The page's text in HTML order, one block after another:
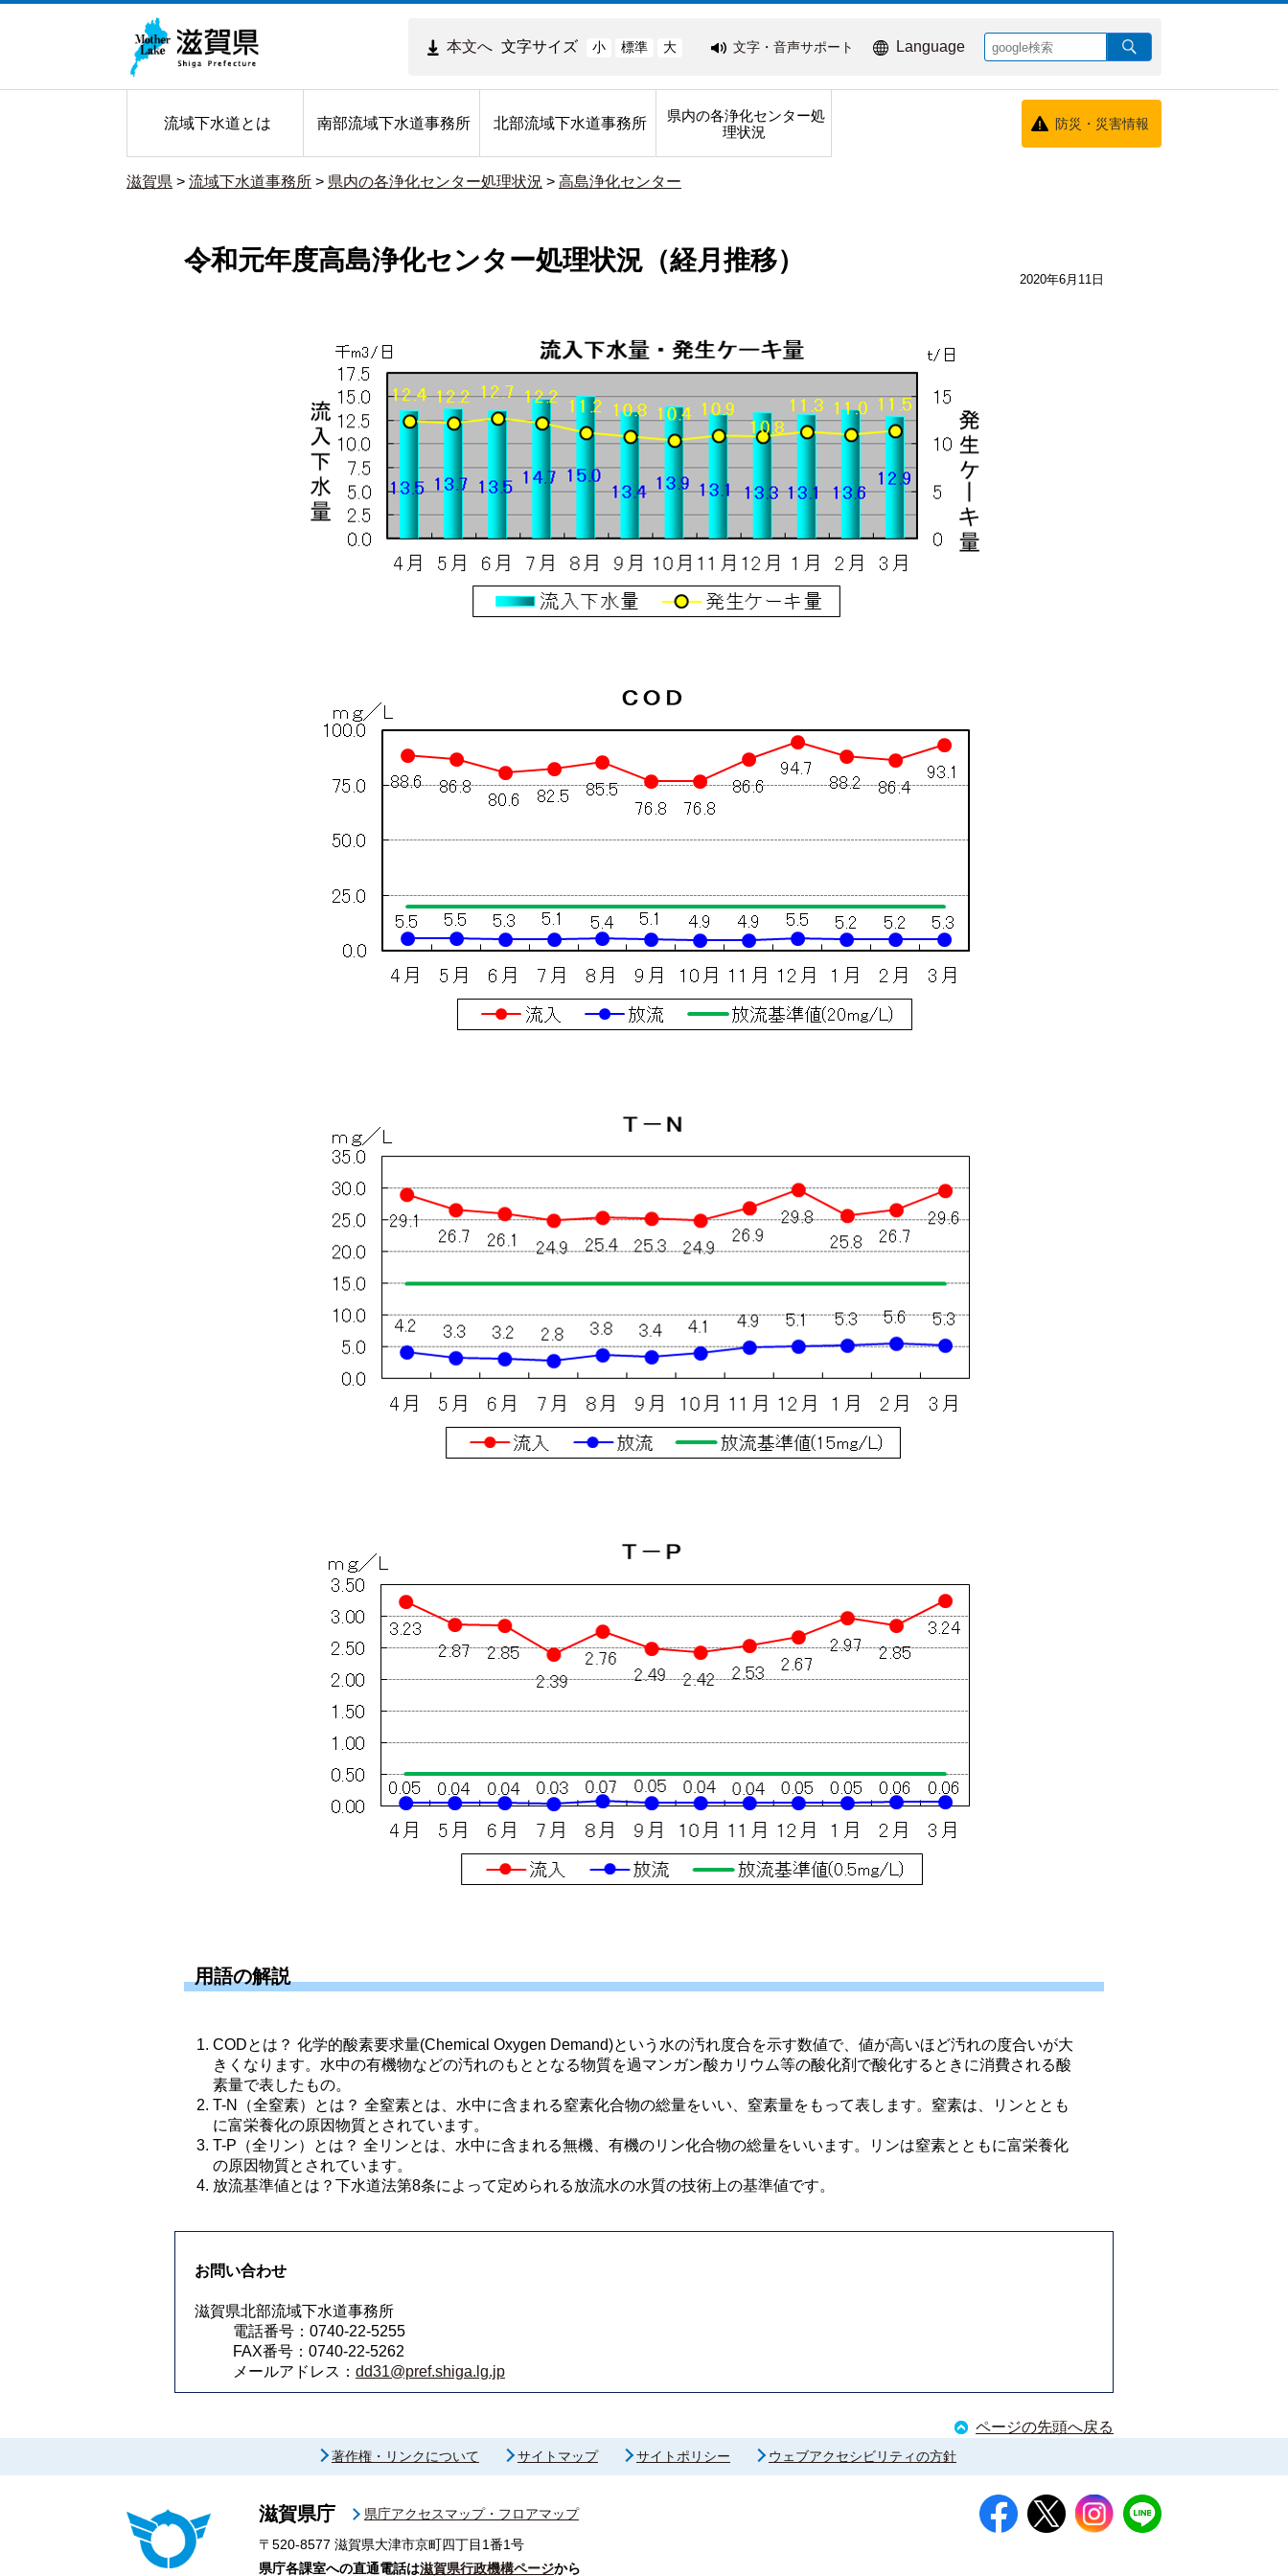
本文へ 文字サイズ 小 標準 大 文字・音声サポート Language
流域下水道とは 南部流域下水道事務所 北部流域下水道事務所
県内の各浄化センター処
理状況
防災・災害情報
滋賀県 > 流域下水道事務所 > 県内の各浄化センター処理状況 > 高島浄化センター
令和元年度高島浄化センター処理状況（経月推移）
2020年6月11日
用語の解説
CODとは？ 化学的酸素要求量(Chemical Oxygen Demand)という水の汚れ度合を示す数値で、値が高いほど汚れの度合いが大
きくなります。水中の有機物などの汚れのもととなる物質を過マンガン酸カリウム等の酸化剤で酸化するときに消費される酸
素量で表したもの。
T-N（全窒素）とは？ 全窒素とは、水中に含まれる窒素化合物の総量をいい、窒素量をもって表します。窒素は、リンととも
に富栄養化の原因物質とされています。
T-P（全リン）とは？ 全リンとは、水中に含まれる無機、有機のリン化合物の総量をいいます。リンは窒素とともに富栄養化
の原因物質とされています。
放流基準値とは？下水道法第8条によって定められる放流水の水質の技術上の基準値です。
お問い合わせ
滋賀県北部流域下水道事務所
電話番号：0740-22-5255
FAX番号：0740-22-5262
メールアドレス： dd31@pref.shiga.lg.jp
ページの先頭へ戻る
著作権・リンクについて サイトマップ サイトポリシー ウェブアクセシビリティの方針
滋賀県庁
県庁アクセスマップ・フロアマップ
〒520-8577 滋賀県大津市京町四丁目1番1号
県庁各課室への直通電話は滋賀県行政機構ページから